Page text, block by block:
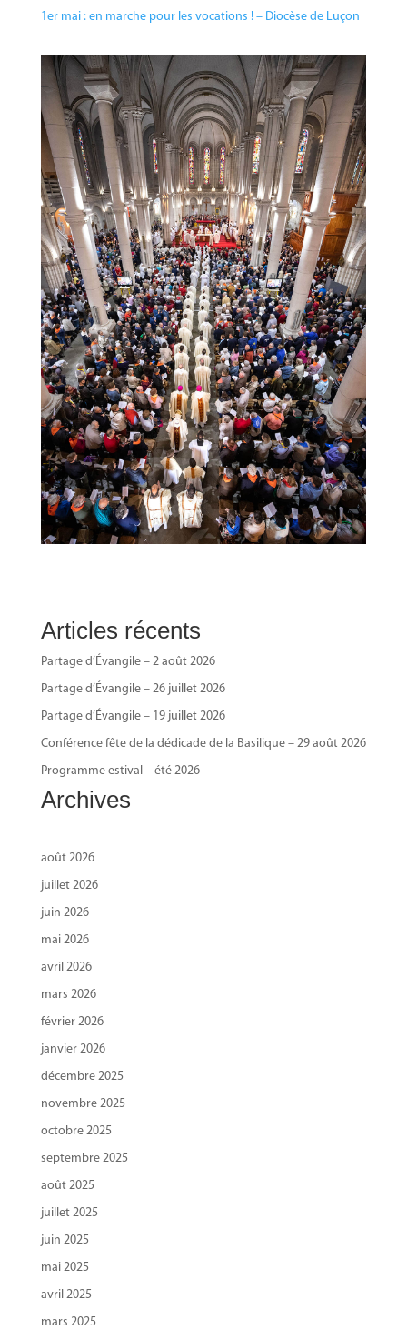
1er mai : en marche pour les vocations ! – Diocèse de Luçon
Articles récents
Partage d’Évangile – 2 août 2026
Partage d’Évangile – 26 juillet 2026
Partage d’Évangile – 19 juillet 2026
Conférence fête de la dédicade de la Basilique – 29 août 2026
Programme estival – été 2026
Archives
août 2026
juillet 2026
juin 2026
mai 2026
avril 2026
mars 2026
février 2026
janvier 2026
décembre 2025
novembre 2025
octobre 2025
septembre 2025
août 2025
juillet 2025
juin 2025
mai 2025
avril 2025
mars 2025